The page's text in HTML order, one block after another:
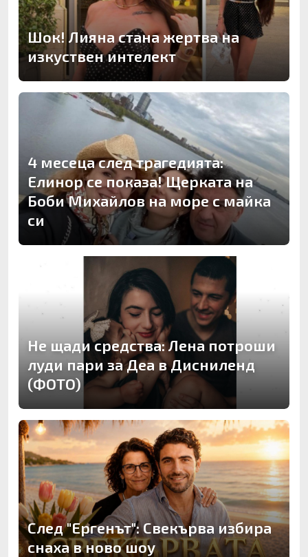
Шок! Лияна стана жертва на
изкуствен интелект
4 месеца след трагедията:
Елинор се показа! Щерката на
Боби Михайлов на море с майка
си
Не щади средства: Лена потроши
луди пари за Деа в Дисниленд
(ФОТО)
След "Ергенът": Свекърва избира
снаха в ново шоу